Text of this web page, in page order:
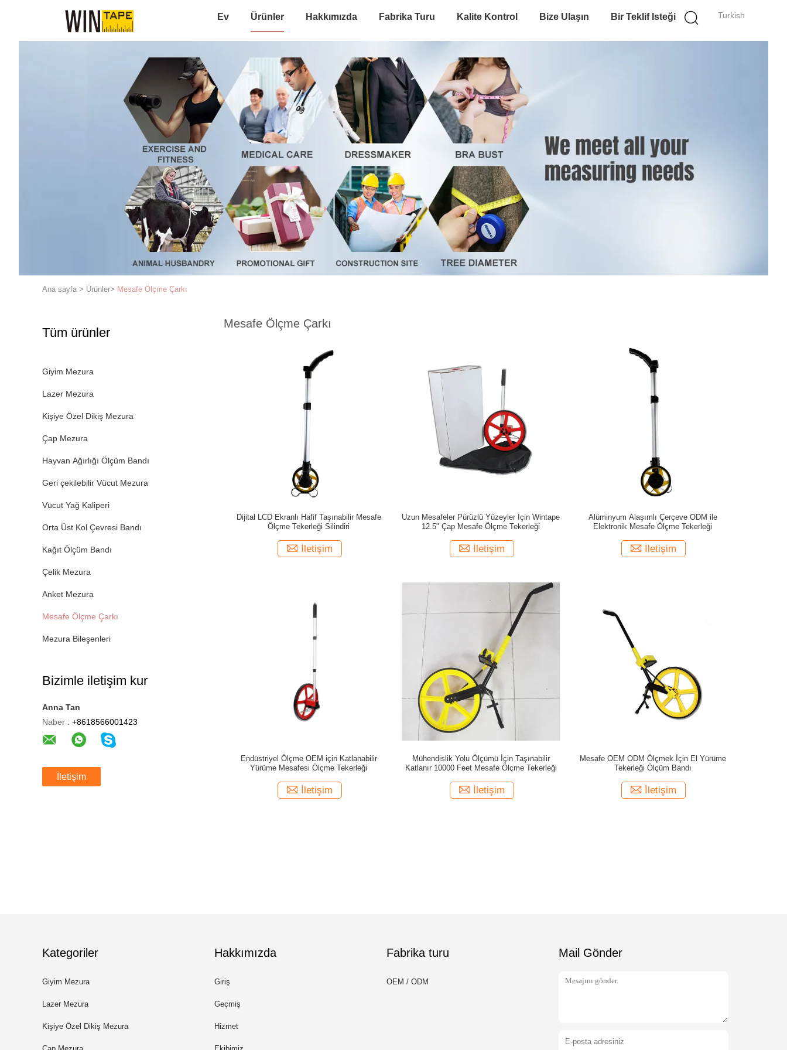
Turkish
Ev Ürünler Hakkımızda Fabrika Turu Kalite Kontrol Bize Ulaşın Bir Teklif Isteği
Ana sayfa > Ürünler> Mesafe Ölçme Çarkı
Tüm ürünler
Giyim Mezura
Lazer Mezura
Kişiye Özel Dikiş Mezura
Çap Mezura
Hayvan Ağırlığı Ölçüm Bandı
Geri çekilebilir Vücut Mezura
Vücut Yağ Kaliperi
Orta Üst Kol Çevresi Bandı
Kağıt Ölçüm Bandı
Çelik Mezura
Anket Mezura
Mesafe Ölçme Çarkı
Mezura Bileşenleri
Bizimle iletişim kur
Anna Tan
Naber : +8618566001423
İletişim
Mesafe Ölçme Çarkı
Dijital LCD Ekranlı Hafif Taşınabilir Mesafe
Ölçme Tekerleği Silindiri
İletişim
Uzun Mesafeler Pürüzlü Yüzeyler İçin Wintape
12.5" Çap Mesafe Ölçme Tekerleği
İletişim
Alüminyum Alaşımlı Çerçeve ODM ile
Elektronik Mesafe Ölçme Tekerleği
İletişim
Endüstriyel Ölçme OEM için Katlanabilir
Yürüme Mesafesi Ölçme Tekerleği
İletişim
Mühendislik Yolu Ölçümü İçin Taşınabilir
Katlanır 10000 Feet Mesafe Ölçme Tekerleği
İletişim
Mesafe OEM ODM Ölçmek İçin El Yürüme
Tekerleği Ölçüm Bandı
İletişim
Kategoriler
Giyim Mezura
Lazer Mezura
Kişiye Özel Dikiş Mezura
Hakkımızda
Giriş
Geçmiş
Hizmet
Fabrika turu
OEM / ODM
Mail Gönder